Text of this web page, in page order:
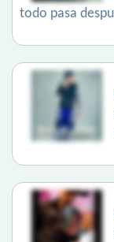
todo pasa